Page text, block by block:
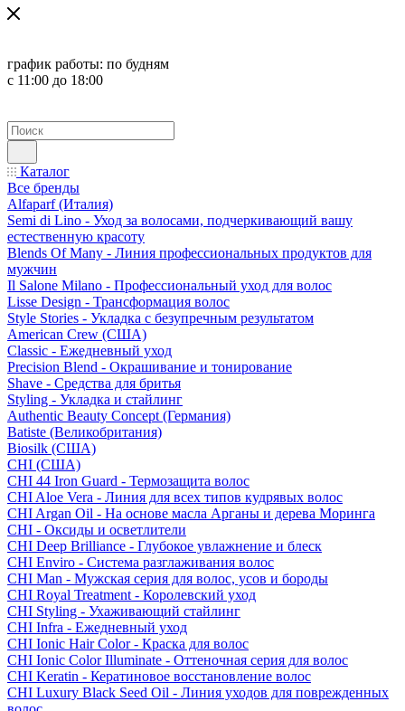
график работы: по будням
с 11:00 до 18:00
Каталог
Все бренды
Alfaparf (Италия)
Semi di Lino - Уход за волосами, подчеркивающий вашу
естественную красоту
Blends Of Many - Линия профессиональных продуктов для
мужчин
Il Salone Milano - Профессиональный уход для волос
Lisse Design - Трансформация волос
Style Stories - Укладка с безупречным результатом
American Crew (США)
Classic - Ежедневный уход
Precision Blend - Окрашивание и тонирование
Shave - Средства для бритья
Styling - Укладка и стайлинг
Authentic Beauty Concept (Германия)
Batiste (Великобритания)
Biosilk (США)
CHI (США)
CHI 44 Iron Guard - Термозащита волос
CHI Aloe Vera - Линия для всех типов кудрявых волос
CHI Argan Oil - На основе масла Арганы и дерева Моринга
CHI - Оксиды и осветлители
CHI Deep Brilliance - Глубокое увлажнение и блеск
CHI Enviro - Система разглаживания волос
CHI Man - Мужская серия для волос, усов и бороды
CHI Royal Treatment - Королевский уход
CHI Styling - Ухаживающий стайлинг
CHI Infra - Ежедневный уход
CHI Ionic Hair Color - Краска для волос
CHI Ionic Color Illuminate - Оттеночная серия для волос
CHI Keratin - Кератиновое восстановление волос
CHI Luxury Black Seed Oil - Линия уходов для поврежденных